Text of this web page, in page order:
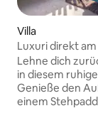
Villa
Luxuri direkt am
Lehne dich
in diesem
Genieße den
einem